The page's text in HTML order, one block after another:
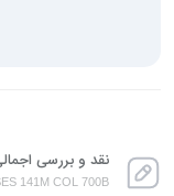
نقد و بررسی
141M COL 700B